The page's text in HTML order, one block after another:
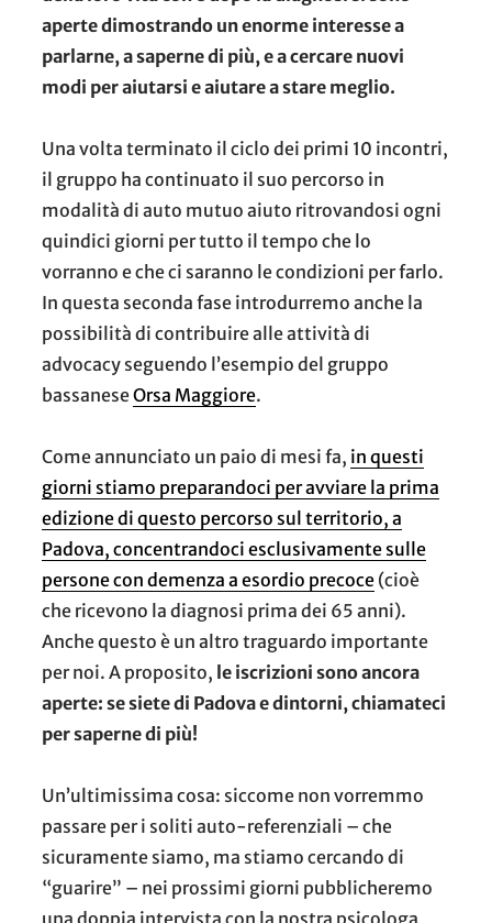
aperte dimostrando un enorme interesse a
parlarne, a saperne di più, e a cercare nuovi
modi per aiutarsi e aiutare a stare meglio.
Una volta terminato il ciclo dei primi 10 incontri,
il gruppo ha continuato il suo percorso in
modalità di auto mutuo aiuto ritrovandosi ogni
quindici giorni per tutto il tempo che lo
vorranno e che ci saranno le condizioni per farlo.
In questa seconda fase introdurremo anche la
possibilità di contribuire alle attività di
advocacy seguendo l’esempio del gruppo
bassaneseOrsa Maggiore.
Come annunciato un paio di mesi fa, in questi
giorni stiamo preparandoci per avviare la prima
edizione di questo percorso sul territorio, a
Padova, concentrandoci esclusivamente sulle
persone con demenza a esordio precoce (cioè
che ricevono la diagnosi prima dei 65 anni).
Anche questo è un altro traguardo importante
per noi. A proposito, le iscrizioni sono ancora
aperte: se siete di Padova e dintorni, chiamateci
per saperne di più!
Un’ultimissima cosa: siccome non vorremmo
passare per i soliti auto-referenziali – che
sicuramente siamo, ma stiamo cercando di
“guarire” – nei prossimi giorni pubblicheremo